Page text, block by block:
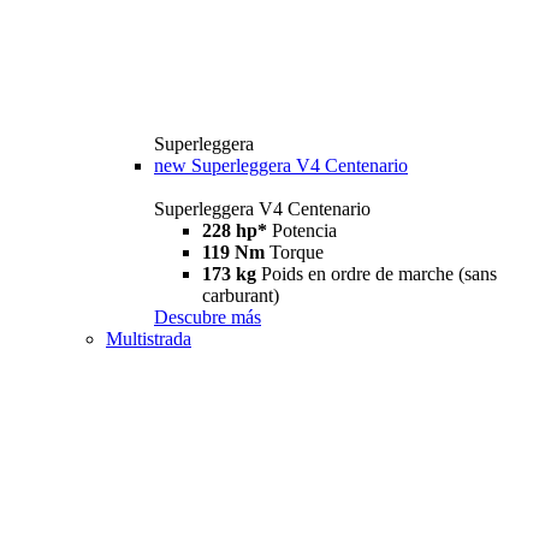
Superleggera
new Superleggera V4 Centenario
Superleggera V4 Centenario
228 hp* Potencia
119 Nm Torque
173 kg Poids en ordre de marche (sans
carburant)
Descubre más
Multistrada